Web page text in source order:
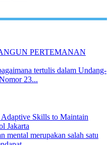
PERTEMANAN
tertulis dalam Undang-
23...
Skills to Maintain
Jakarta
mental merupakan salah satu